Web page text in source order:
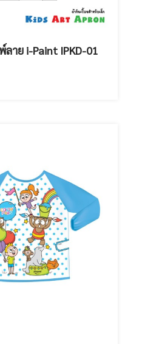
าย i-Paint IPKD-01